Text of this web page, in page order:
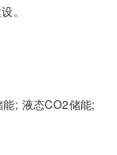
。
能; 液态CO2储能;